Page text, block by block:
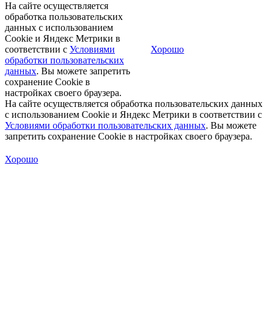
На сайте осуществляется
обработка пользовательских
данных с использованием
Cookie и Яндекс Метрики в
соответствии с Условиями
обработки пользовательских
данных. Вы можете запретить
сохранение Cookie в
настройках своего браузера.
Хорошо
На сайте осуществляется обработка пользовательских данных
с использованием Cookie и Яндекс Метрики в соответствии с
Условиями обработки пользовательских данных. Вы можете
запретить сохранение Cookie в настройках своего браузера.
Хорошо